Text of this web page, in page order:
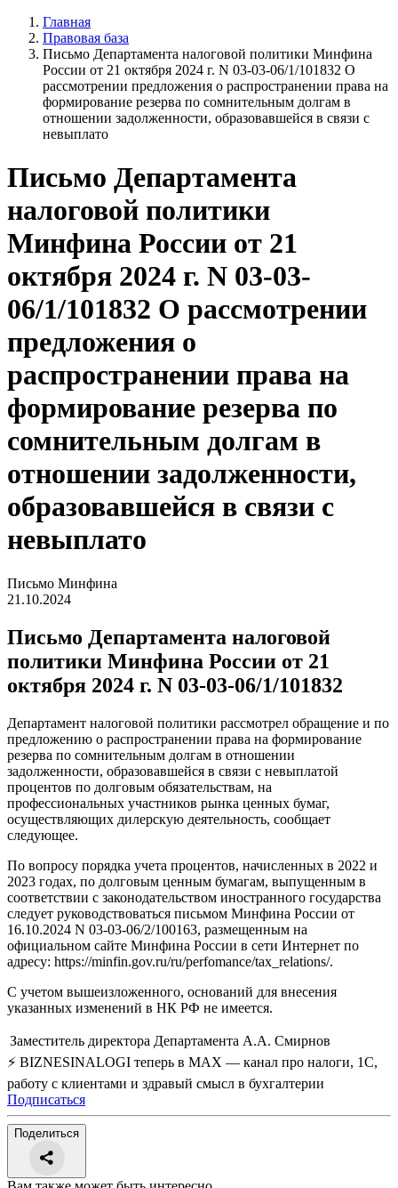
Главная
Правовая база
Письмо Департамента налоговой политики Минфина
России от 21 октября 2024 г. N 03-03-06/1/101832 О
рассмотрении предложения о распространении права на
формирование резерва по сомнительным долгам в
отношении задолженности, образовавшейся в связи с
невыплато
Письмо Департамента
налоговой политики
Минфина России от 21
октября 2024 г. N 03-03-
06/1/101832 О рассмотрении
предложения о
распространении права на
формирование резерва по
сомнительным долгам в
отношении задолженности,
образовавшейся в связи с
невыплато
Письмо Минфина
21.10.2024
Письмо Департамента налоговой
политики Минфина России от 21
октября 2024 г. N 03-03-06/1/101832
Департамент налоговой политики рассмотрел обращение и по
предложению о распространении права на формирование
резерва по сомнительным долгам в отношении
задолженности, образовавшейся в связи с невыплатой
процентов по долговым обязательствам, на
профессиональных участников рынка ценных бумаг,
осуществляющих дилерскую деятельность, сообщает
следующее.
По вопросу порядка учета процентов, начисленных в 2022 и
2023 годах, по долговым ценным бумагам, выпущенным в
соответствии с законодательством иностранного государства
следует руководствоваться письмом Минфина России от
16.10.2024 N 03-03-06/2/100163, размещенным на
официальном сайте Минфина России в сети Интернет по
адресу: https://minfin.gov.ru/ru/perfomance/tax_relations/.
С учетом вышеизложенного, оснований для внесения
указанных изменений в НК РФ не имеется.
Заместитель директора Департамента А.А. Смирнов
⚡ BIZNESINALOGI теперь в MAX — канал про налоги, 1С,
работу с клиентами и здравый смысл в бухгалтерии
Подписаться
Поделиться